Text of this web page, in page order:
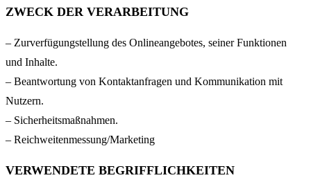
ZWECK DER VERARBEITUNG
– Zurverfügungstellung des Onlineangebotes, seiner Funktionen
und Inhalte.
– Beantwortung von Kontaktanfragen und Kommunikation mit
Nutzern.
– Sicherheitsmaßnahmen.
– Reichweitenmessung/Marketing
VERWENDETE BEGRIFFLICHKEITEN